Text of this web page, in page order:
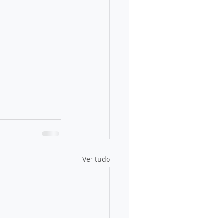
Ver tudo